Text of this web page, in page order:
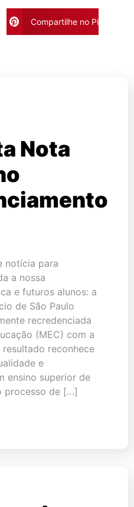
Compartilhe no Pinterest
Nota
notícia para
a nossa
e futuros alunos: a
de São Paulo
recredenciada
(MEC) com a
resultado reconhece
e
ensino superior de
processo de […]